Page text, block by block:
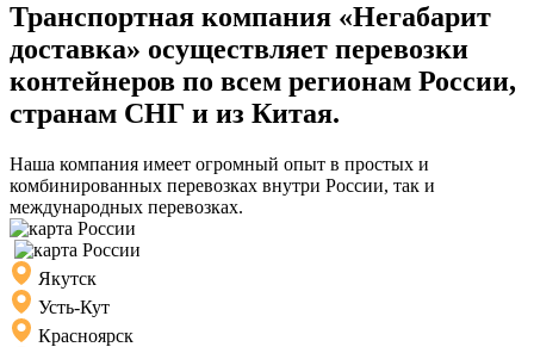
Транспортная компания «Негабарит
доставка» осуществляет перевозки
контейнеров по всем регионам России,
странам СНГ и из Китая.
Наша компания имеет огромный опыт в простых и
комбинированных перевозках внутри России, так и
международных перевозках.
Якутск
Усть-Кут
Красноярск